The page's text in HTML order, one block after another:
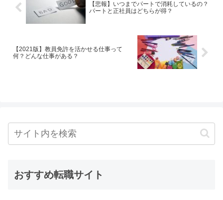
【悲報】いつまでパートで消耗しているの？
パートと正社員はどちらが得？
【2021版】教員免許を活かせる仕事って
何？どんな仕事がある？
おすすめ転職サイト